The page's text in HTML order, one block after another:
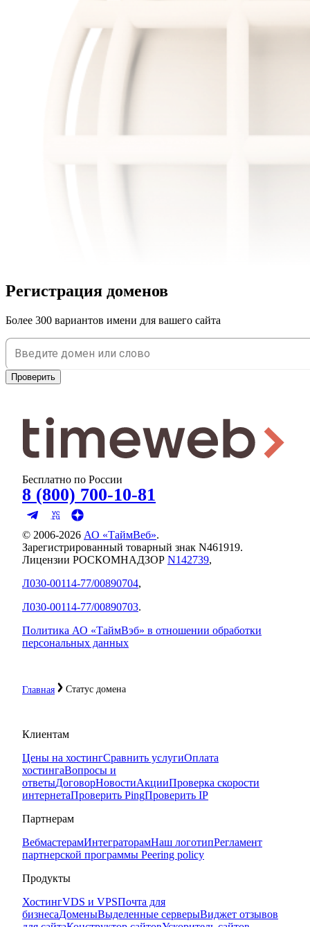
Регистрация доменов
Более 300 вариантов имени для вашего сайта
Проверить
Главная Статус домена
Бесплатно по России
8 (800) 700-10-81
© 2006-2026 АО «ТаймВеб».
Зарегистрированный товарный знак N461919.
Лицензии РОСКОМНАДЗОР N142739,
Л030-00114-77/00890704,
Л030-00114-77/00890703.
Политика АО «ТаймВэб» в отношении обработки
персональных данных
Клиентам
Цены на хостингСравнить услугиОплата
хостингаВопросы и
ответыДоговорНовостиАкцииПроверка скорости
интернетаПроверить PingПроверить IP
Партнерам
ВебмастерамИнтеграторамНаш логотипРегламент
партнерской программы Peering policy
Продукты
ХостингVDS и VPSПочта для
бизнесаДоменыВыделенные серверыВиджет отзывов